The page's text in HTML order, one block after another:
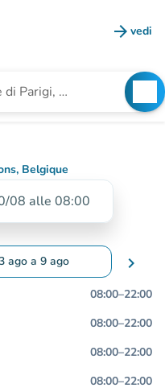
arrow_forward vedi
Belgique
Maps)
08 alle 08:00
ago a 9 ago
per modificare le
chevron_right
08:00–22:00
08:00–22:00
08:00–22:00
08:00–22:00